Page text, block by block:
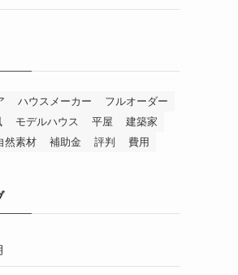
ハウスメーカー
フルオーダー
モデルハウス 平屋
建築家
然素材 補助金 評判 費用